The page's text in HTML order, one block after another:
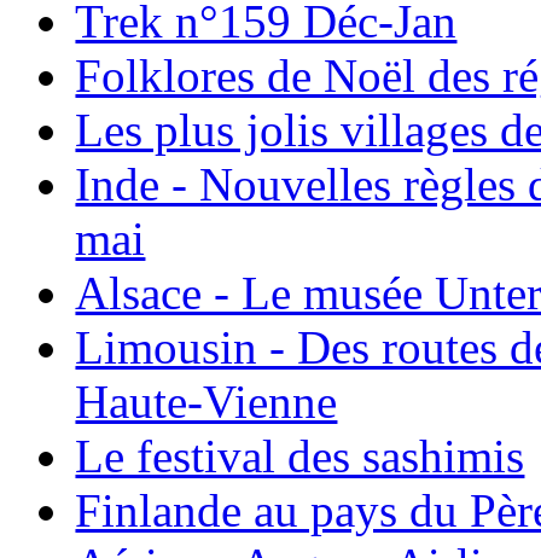
Trek n°159 Déc-Jan
Folklores de Noël des
Les plus jolis villages
Inde - Nouvelles règles
mai
Alsace - Le musée
Limousin - Des routes
Haute-Vienne
Le festival des sashimis
Finlande au pays du